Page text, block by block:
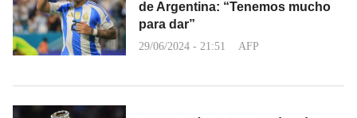
de Argentina: “Tenemos mucho
para dar”
29/06/2024 - 21:51 AFP